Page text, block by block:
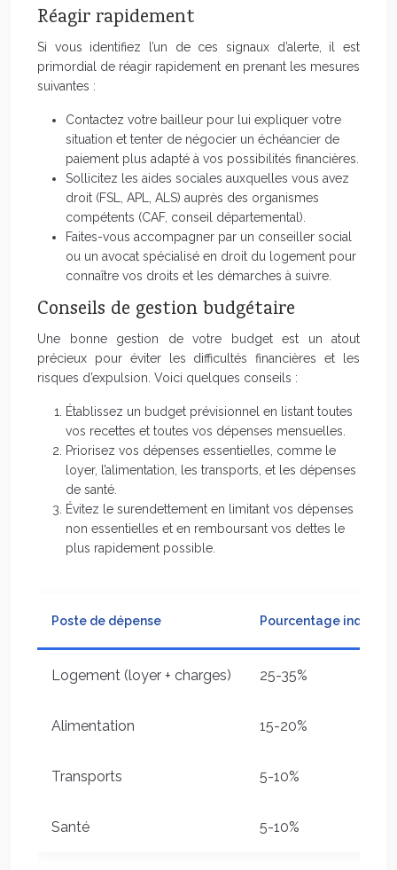
Réagir rapidement
Si vous identifiez l’un de ces signaux d’alerte, il est
primordial de réagir rapidement en prenant les mesures
suivantes :
Contactez votre bailleur pour lui expliquer votre
situation et tenter de négocier un échéancier de
paiement plus adapté à vos possibilités financières.
Sollicitez les aides sociales auxquelles vous avez
droit (FSL, APL, ALS) auprès des organismes
compétents (CAF, conseil départemental).
Faites-vous accompagner par un conseiller social
ou un avocat spécialisé en droit du logement pour
connaître vos droits et les démarches à suivre.
Conseils de gestion budgétaire
Une bonne gestion de votre budget est un atout
précieux pour éviter les difficultés financières et les
risques d’expulsion. Voici quelques conseils :
Établissez un budget prévisionnel en listant toutes
vos recettes et toutes vos dépenses mensuelles.
Priorisez vos dépenses essentielles, comme le
loyer, l’alimentation, les transports, et les dépenses
de santé.
Évitez le surendettement en limitant vos dépenses
non essentielles et en remboursant vos dettes le
plus rapidement possible.
Poste de dépense Pourcentage
Logement (loyer + charges) 25-35%
Alimentation 15-20%
Transports 5-10%
Santé 5-10%